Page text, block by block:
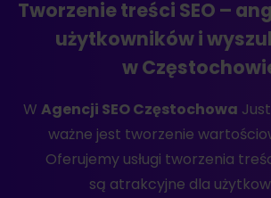
Tworzenie treści SEO –
użytkowników i
w
W Agencji SEO Częstochowa
ważne jest tworzenie
Oferujemy usługi tworzenia
są atrakcyjne dla